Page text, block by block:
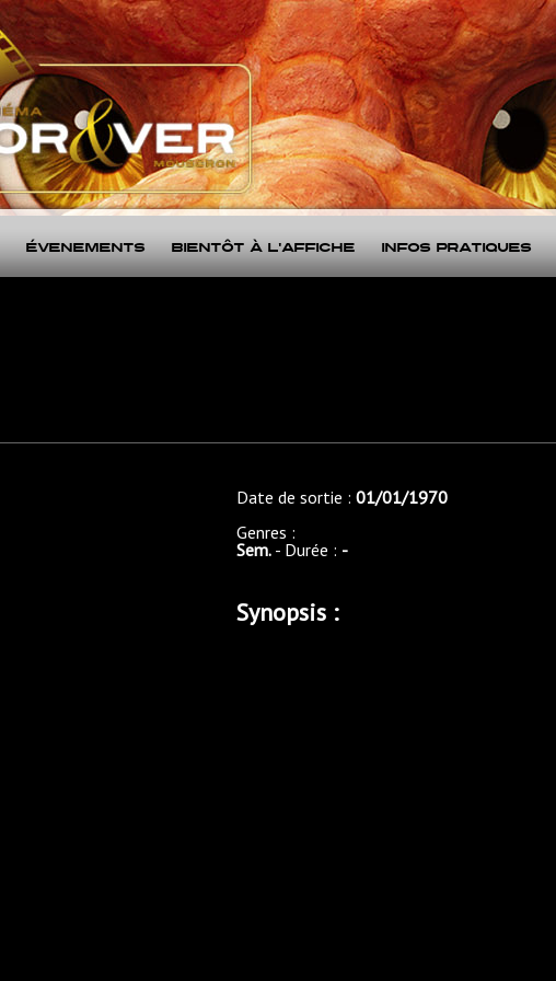
Évènements Bientôt à l'affiche Infos Pratiques
Date de sortie : 01/01/1970
Genres :
Sem. - Durée : -
Synopsis :